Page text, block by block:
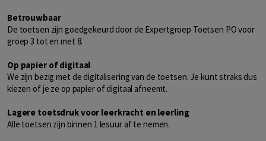
Betrouwbaar
De toetsen zijn goedgekeurd door de Expertgroep Toetsen PO voor
groep 3 tot en met 8.
Op papier of digitaal
We zijn bezig met de digitalisering van de toetsen. Je kunt straks dus
kiezen of je ze op papier of digitaal afneemt.
Lagere toetsdruk voor leerkracht en leerling
Alle toetsen zijn binnen 1 lesuur af te nemen.